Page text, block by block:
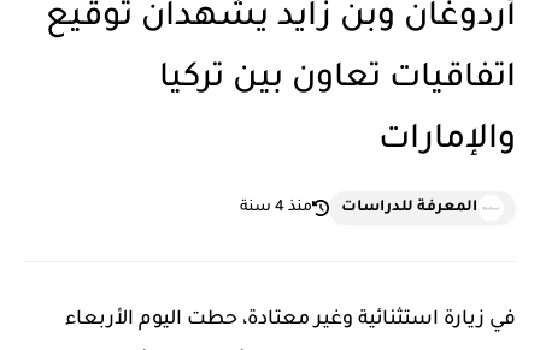
أردوغان وبن زايد يشهدان توقيع
اتفاقيات تعاون بين تركيا
والإمارات
المعرفة للدراسات منذ 4 سنة
في زيارة استثنائية وغير معتادة، حطت اليوم الأربعاء